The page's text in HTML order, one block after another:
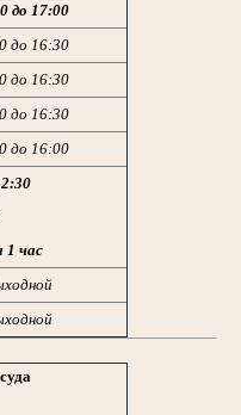
до 17:00
до 16:30
до 16:30
до 16:30
до 16:00
1 час